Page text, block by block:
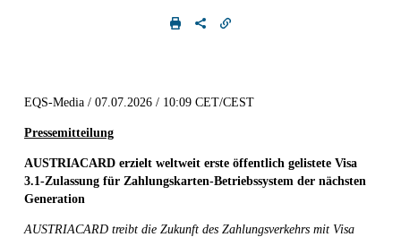
EQS-Media / 07.07.2026 / 10:09 CET/CEST
Pressemitteilung
AUSTRIACARD erzielt weltweit erste öffentlich gelistete Visa
3.1-Zulassung für Zahlungskarten-Betriebssystem der nächsten
Generation
AUSTRIACARD treibt die Zukunft des Zahlungsverkehrs mit Visa